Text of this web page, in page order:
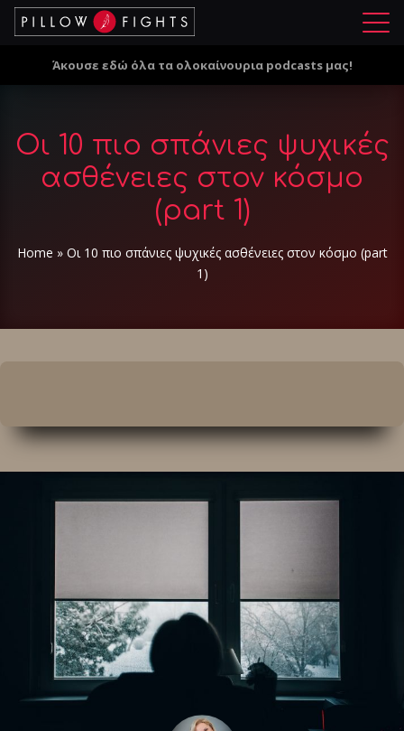
Μ
ο
Άκουσε εδώ όλα τα ολοκαίνουρια podcasts μας!
Οι 10 πιο σπάνιες ψυχικές
ασθένειες στον κόσμο
(part 1)
Home » Οι 10 πιο σπάνιες ψυχικές ασθένειες στον κόσμο (part
1)